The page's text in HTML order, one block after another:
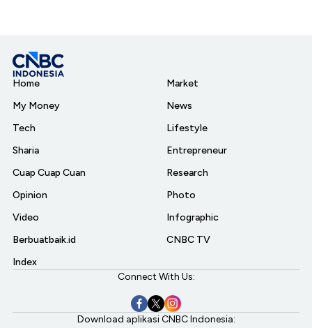
Home
My Money
Tech
Sharia
Cuap Cuap Cuan
Opinion
Video
Berbuatbaik.id
Index
Market
News
Lifestyle
Entrepreneur
Research
Photo
Infographic
CNBC TV
Connect With Us:
Download aplikasi CNBC Indonesia: